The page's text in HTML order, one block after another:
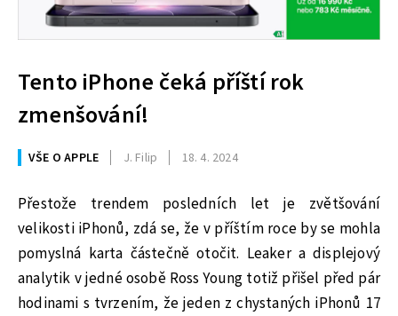
Tento iPhone čeká příští rok
zmenšování!
VŠE O APPLE J. Filip 18. 4. 2024
Přestože trendem posledních let je zvětšování
velikosti iPhonů, zdá se, že v příštím roce by se mohla
pomyslná karta částečně otočit. Leaker a displejový
analytik v jedné osobě Ross Young totiž přišel před pár
hodinami s tvrzením, že jeden z chystaných iPhonů 17